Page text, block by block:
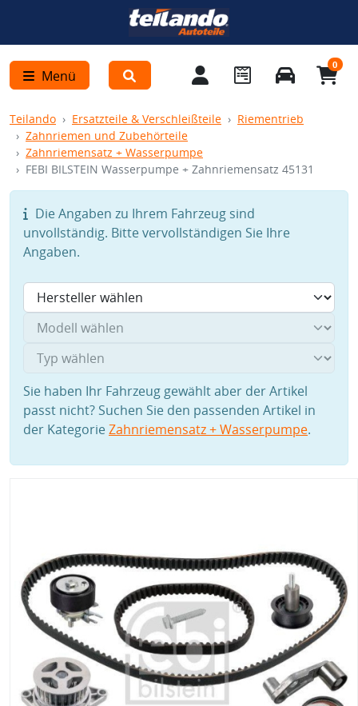
Menü
0
Teilando Ersatzteile & Verschleißteile
Riementrieb
Zahnriemen und Zubehörteile
Zahnriemensatz + Wasserpumpe
FEBI BILSTEIN Wasserpumpe + Zahnriemensatz 45131
Die Angaben zu Ihrem Fahrzeug sind
unvollständig. Bitte vervollständigen Sie Ihre
Angaben.
Sie haben Ihr Fahrzeug gewählt aber der Artikel
passt nicht? Suchen Sie den passenden Artikel in
der KategorieZahnriemensatz + Wasserpumpe.